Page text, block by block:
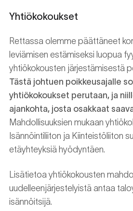
Yhtiökokoukset
Rettassa olemme päättäneet
leviämisen estämiseksi luopua
yhtiökokousten järjestämisestä
Tästä johtuen poikkeusajalle
yhtiökokoukset perutaan, ja
ajankohta, josta osakkaat
Mahdollisuuksien mukaan
Isännöintiliiton ja Kiinteistöliiton
etäyhteyksiä hyödyntäen.
Lisätietoa yhtiökokousten
uudelleenjärjestelyistä antaa
isännöitsijä.